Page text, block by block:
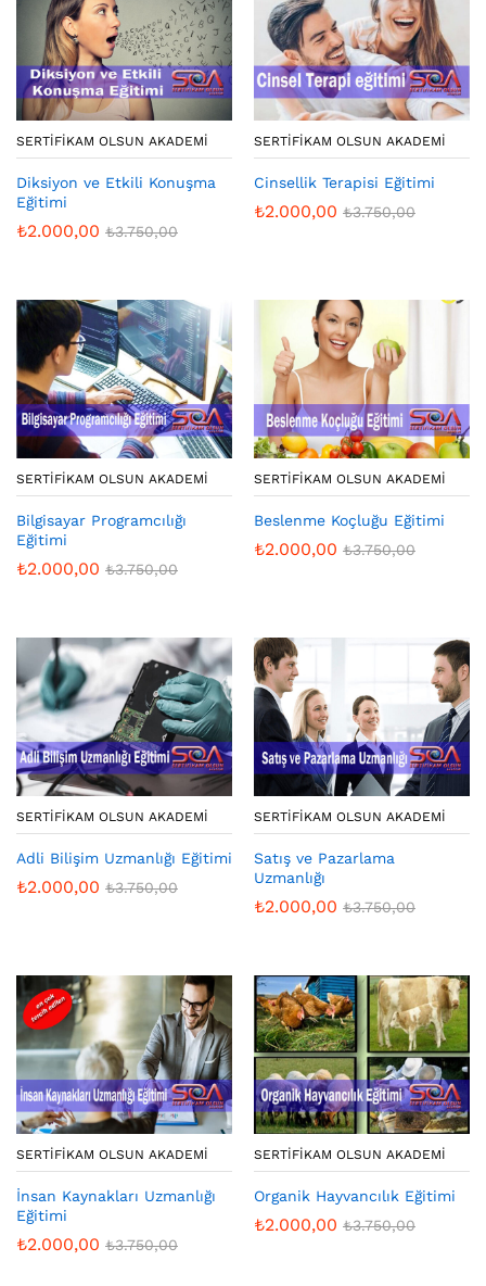
SERTIFIKAM OLSUN AKADEMI
Diksiyon ve Etkili Konuşma
Eğitimi
₺2.000,00 ₺3.750,00
SERTIFIKAM OLSUN AKADEMI
Cinsellik Terapisi Eğitimi
₺2.000,00 ₺3.750,00
SERTIFIKAM OLSUN AKADEMI
Bilgisayar Programcılığı
Eğitimi
₺2.000,00 ₺3.750,00
SERTIFIKAM OLSUN AKADEMI
Beslenme Koçluğu Eğitimi
₺2.000,00 ₺3.750,00
SERTIFIKAM OLSUN AKADEMI
Adli Bilişim Uzmanlığı Eğitimi
₺2.000,00 ₺3.750,00
SERTIFIKAM OLSUN AKADEMI
Satış ve Pazarlama
Uzmanlığı
₺2.000,00 ₺3.750,00
SERTIFIKAM OLSUN AKADEMI
İnsan Kaynakları Uzmanlığı
Eğitimi
₺2.000,00 ₺3.750,00
SERTIFIKAM OLSUN AKADEMI
Organik Hayvancılık Eğitimi
₺2.000,00 ₺3.750,00